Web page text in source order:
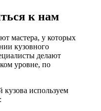
к нам
мастера, у которых
кузовного
делают
уровне, по
кузова используем